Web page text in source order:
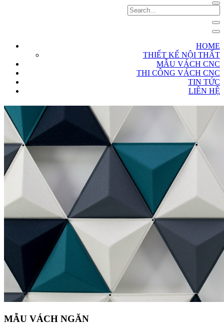
HOME
THIẾT KẾ NỘI THẤT
MẪU VÁCH CNC
THI CÔNG VÁCH CNC
TIN TỨC
LIÊN HỆ
MẪU VÁCH NGĂN